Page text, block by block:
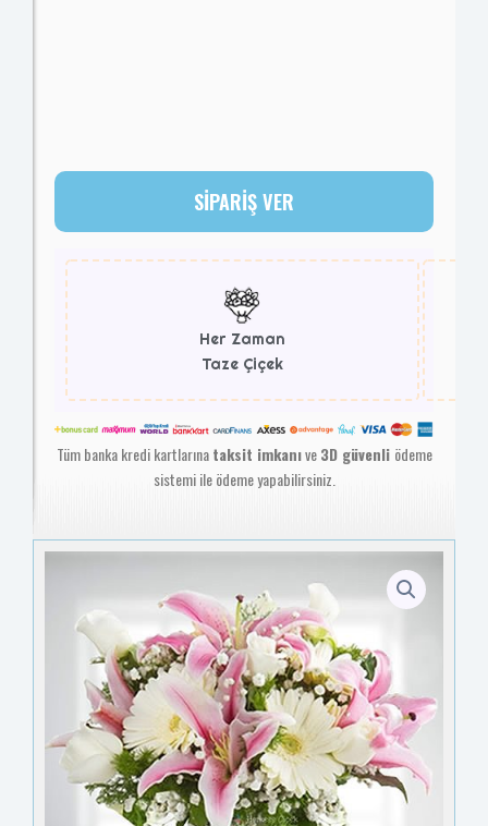
SİPARİŞ VER
Her Zaman
Taze Çiçek
Tüm banka kredi kartlarınataksit imkanıve3D güvenli ödeme
sistemi ile ödeme yapabilirsiniz.